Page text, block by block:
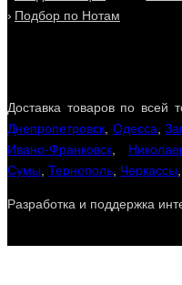
Подбор по Нотам
Доставка товаров по всей
Днепропетровск Одесса ,
Ивано-Франковск
Сумы Тернополь Черкассы
Разработка и поддержка